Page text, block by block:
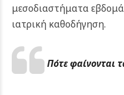
μεσοδιαστήματα
ιατρική καθοδήγηση.
Πότε φαίνονται